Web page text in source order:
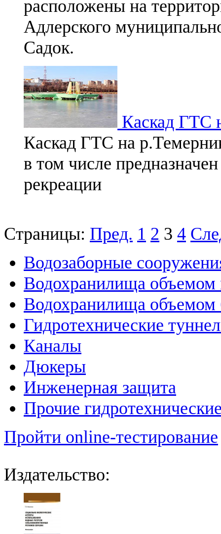
расположены на
Адлерского
Садок.
Каскад ГТС
Каскад ГТС на
в том числе
рекреации
Страницы: Пред. 1 2 3 4
Водозаборные
Водохранилища
Водохранилища объемом
Гидротехнические
Каналы
Дюкеры
Инженерная защита
Прочие
Пройти online-тестирование
Издательство: